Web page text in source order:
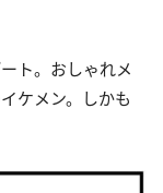
ト。おしゃれメ
ケメン。しかも